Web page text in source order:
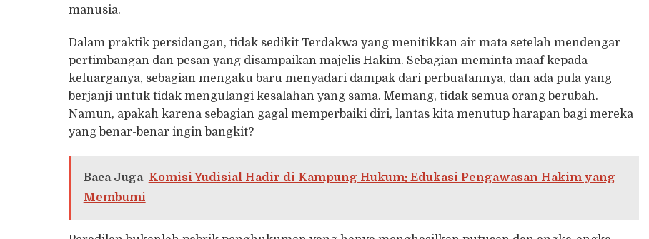
manusia.
Dalam praktik persidangan, tidak sedikit Terdakwa yang menitikkan air mata setelah mendengar
pertimbangan dan pesan yang disampaikan majelis Hakim. Sebagian meminta maaf kepada
keluarganya, sebagian mengaku baru menyadari dampak dari perbuatannya, dan ada pula yang
berjanji untuk tidak mengulangi kesalahan yang sama. Memang, tidak semua orang berubah.
Namun, apakah karena sebagian gagal memperbaiki diri, lantas kita menutup harapan bagi mereka
yang benar-benar ingin bangkit?
Baca Juga Komisi Yudisial Hadir di Kampung Hukum: Edukasi Pengawasan Hakim yang
Membumi